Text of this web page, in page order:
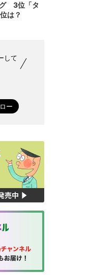
グ 3位「タ
は？
して